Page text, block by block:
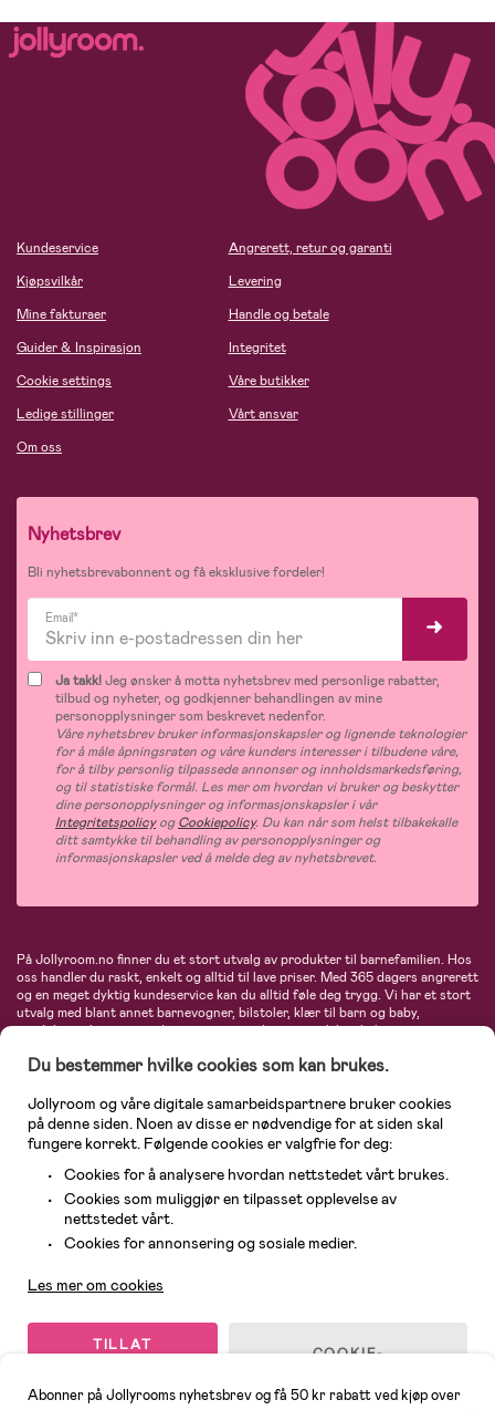
Kundeservice
Kjøpsvilkår
Mine fakturaer
Guider & Inspirasjon
Cookie settings
Ledige stillinger
Om oss
Angrerett, retur og garanti
Levering
Handle og betale
Integritet
Våre butikker
Vårt ansvar
Nyhetsbrev
Bli nyhetsbrevabonnent og få eksklusive fordeler!
Email*
Ja takk!Jeg ønsker å motta nyhetsbrev med personlige rabatter,
tilbud og nyheter, og godkjenner behandlingen av mine
personopplysninger som beskrevet nedenfor.
Våre nyhetsbrev bruker informasjonskapsler og lignende teknologier
for å måle åpningsraten og våre kunders interesser i tilbudene våre,
for å tilby personlig tilpassede annonser og innholdsmarkedsføring,
og til statistiske formål. Les mer om hvordan vi bruker og beskytter
dine personopplysninger og informasjonskapsler i vår
IntegritetspolicyogCookiepolicy. Du kan når som helst tilbakekalle
ditt samtykke til behandling av personopplysninger og
informasjonskapsler ved å melde deg av nyhetsbrevet.
På Jollyroom.no finner du et stort utvalg av produkter til barnefamilien. Hos
oss handler du raskt, enkelt og alltid til lave priser. Med 365 dagers angrerett
og en meget dyktig kundeservice kan du alltid føle deg trygg. Vi har et stort
utvalg med blant annet barnevogner, bilstoler, klær til barn og baby,
produkter til mor, mengder av inspirerende interiør, leker, babyustyr og mye
Maxi-Cosi, Baby Jogger, BabyBjörn, Didriksons, KidKraft, Ergobaby, Philips
største nettbutikk for barn og baby!
Abonner på Jollyrooms nyhetsbrev og få 50 kr rabatt ved kjøp over
Du bestemmer hvilke cookies som kan brukes.
Jollyroom og våre digitale samarbeidspartnere bruker cookies
på denne siden. Noen av disse er nødvendige for at siden skal
fungere korrekt. Følgende cookies er valgfrie for deg:
Cookies for å analysere hvordan nettstedet vårt brukes.
Cookies som muliggjør en tilpasset opplevelse av
nettstedet vårt.
Cookies for annonsering og sosiale medier.
Les mer om cookies
TILLAT
COOKIE-